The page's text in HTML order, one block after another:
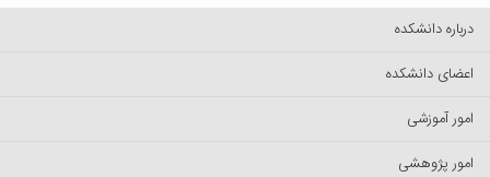
درباره دانشکده
اعضای دانشکده
امور آموزشی
امور پژوهشی